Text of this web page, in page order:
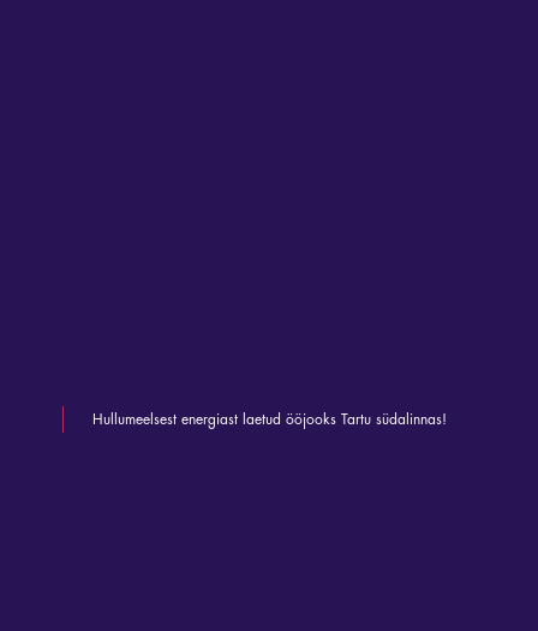
Hullumeelsest energiast laetud ööjooks Tartu südalinnas!